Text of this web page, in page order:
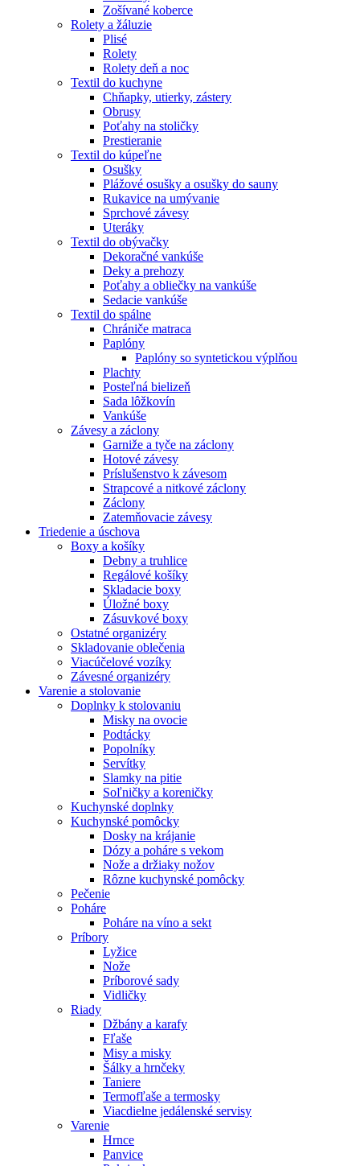
Zošívané koberce
Rolety a žáluzie
Plisé
Rolety
Rolety deň a noc
Textil do kuchyne
Chňapky, utierky, zástery
Obrusy
Poťahy na stoličky
Prestieranie
Textil do kúpeľne
Osušky
Plážové osušky a osušky do sauny
Rukavice na umývanie
Sprchové závesy
Uteráky
Textil do obývačky
Dekoračné vankúše
Deky a prehozy
Poťahy a obliečky na vankúše
Sedacie vankúše
Textil do spálne
Chrániče matraca
Paplóny
Paplóny so syntetickou výplňou
Plachty
Posteľná bielizeň
Sada lôžkovín
Vankúše
Závesy a záclony
Garniže a tyče na záclony
Hotové závesy
Príslušenstvo k závesom
Strapcové a nitkové záclony
Záclony
Zatemňovacie závesy
Triedenie a úschova
Boxy a košíky
Debny a truhlice
Regálové košíky
Skladacie boxy
Úložné boxy
Zásuvkové boxy
Ostatné organizéry
Skladovanie oblečenia
Viacúčelové vozíky
Závesné organizéry
Varenie a stolovanie
Doplnky k stolovaniu
Misky na ovocie
Podtácky
Popolníky
Servítky
Slamky na pitie
Soľničky a koreničky
Kuchynské doplnky
Kuchynské pomôcky
Dosky na krájanie
Dózy a poháre s vekom
Nože a držiaky nožov
Rôzne kuchynské pomôcky
Pečenie
Poháre
Poháre na víno a sekt
Príbory
Lyžice
Nože
Príborové sady
Vidličky
Riady
Džbány a karafy
Fľaše
Misy a misky
Šálky a hrnčeky
Taniere
Termofľaše a termosky
Viacdielne jedálenské servisy
Varenie
Hrnce
Panvice